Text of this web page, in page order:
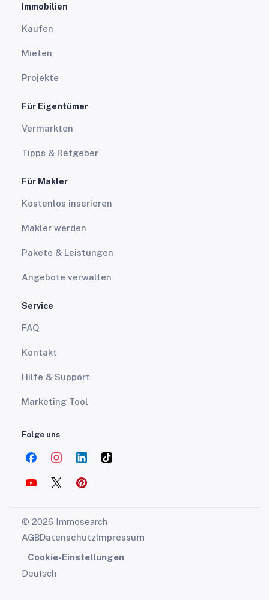
Immobilien
Kaufen
Mieten
Projekte
Für Eigentümer
Vermarkten
Tipps & Ratgeber
Für Makler
Kostenlos inserieren
Makler werden
Pakete & Leistungen
Angebote verwalten
Service
FAQ
Kontakt
Hilfe & Support
Marketing Tool
Folge uns
© 2026 Immosearch
AGBDatenschutzImpressum
Cookie-Einstellungen
Deutsch